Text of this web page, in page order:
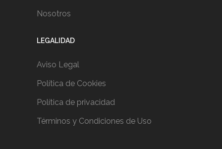
Nosotros
LEGALIDAD
Aviso Legal
Política de Cookies
Política de privacidad
Términos y Condiciones de Uso